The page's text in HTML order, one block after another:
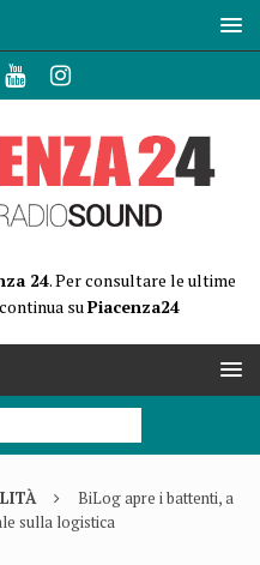
24. Per consultare le ultime
suPiacenza24
BiLog apre i battenti, a
sulla logistica